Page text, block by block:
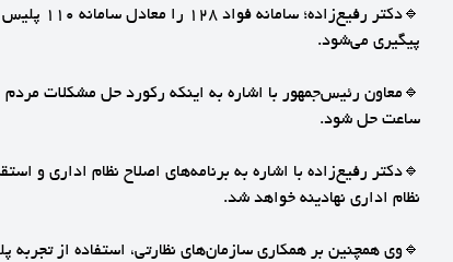
🔹دکتر
پیگیری می‌شود.
ساعت حل شود.
🔹دکتر رفیع‌زاده با اشاره به برنامه‌های اصلاح نظام اداری و
نظام اداری نهادینه خواهد شد.